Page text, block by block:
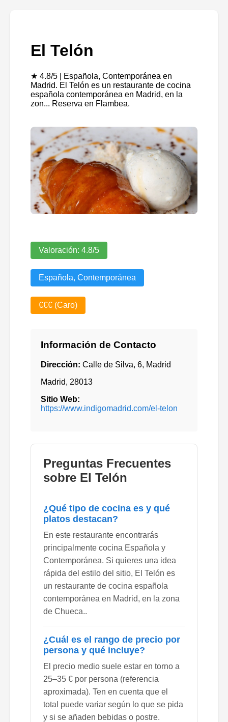
El Telón
★ 4.8/5 | Española, Contemporánea en
Madrid. El Telón es un restaurante de cocina
española contemporánea en Madrid, en la
zon... Reserva en Flambea.
Valoración: 4.8/5
Española, Contemporánea
€€€ (Caro)
Información de Contacto
Dirección: Calle de Silva, 6, Madrid
Madrid, 28013
Sitio Web:
https://www.indigomadrid.com/el-telon
Preguntas Frecuentes
sobre El Telón
¿Qué tipo de cocina es y qué
platos destacan?
En este restaurante encontrarás
principalmente cocina Española y
Contemporánea. Si quieres una idea
rápida del estilo del sitio, El Telón es
un restaurante de cocina española
contemporánea en Madrid, en la zona
de Chueca..
¿Cuál es el rango de precio por
persona y qué incluye?
El precio medio suele estar en torno a
25–35 € por persona (referencia
aproximada). Ten en cuenta que el
total puede variar según lo que se pida
y si se añaden bebidas o postre.